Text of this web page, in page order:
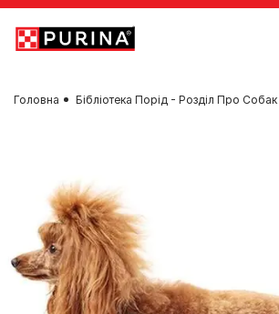
Skip to main content
Головна Бібліотека Порід - Розділ Про Собак